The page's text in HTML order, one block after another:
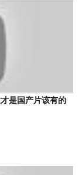
是国产片该有的